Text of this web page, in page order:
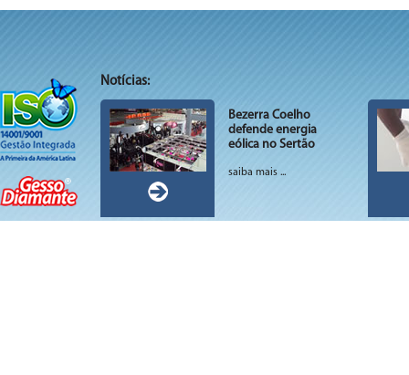
Notícias:
Bezerra Coelho
defende energia
eólica no Sertão
saiba mais ...